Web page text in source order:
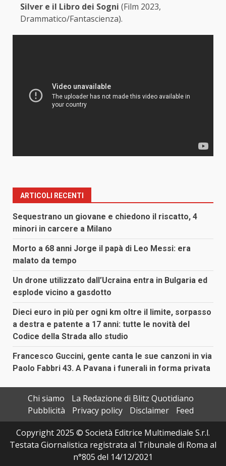
Silver e il Libro dei Sogni (Film 2023,
Drammatico/Fantascienza).
ARTICOLI RECENTI
Sequestrano un giovane e chiedono il riscatto, 4
minori in carcere a Milano
Morto a 68 anni Jorge il papà di Leo Messi: era
malato da tempo
Un drone utilizzato dall’Ucraina entra in Bulgaria ed
esplode vicino a gasdotto
Dieci euro in più per ogni km oltre il limite, sorpasso
a destra e patente a 17 anni: tutte le novità del
Codice della Strada allo studio
Francesco Guccini, gente canta le sue canzoni in via
Paolo Fabbri 43. A Pavana i funerali in forma privata
Chi siamo
La Redazione di Blitz Quotidiano
Pubblicità
Privacy policy Disclaimer
Feed
Copyright 2025 © Società Editrice Multimediale S.r.l.
Testata Giornalistica registrata al Tribunale di Roma al
n°805 del 14/12/2021